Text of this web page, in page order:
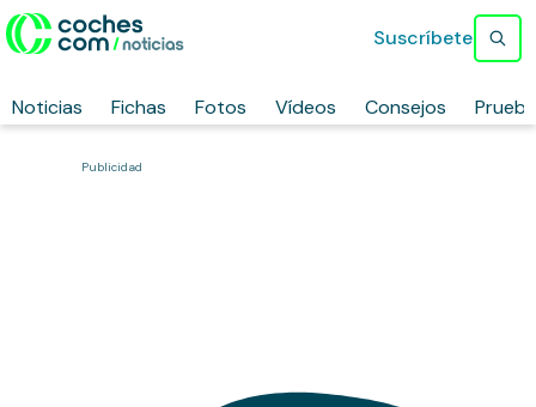
Noticias Fichas Fotos Vídeos Consejos
Suscríbete
Publicidad